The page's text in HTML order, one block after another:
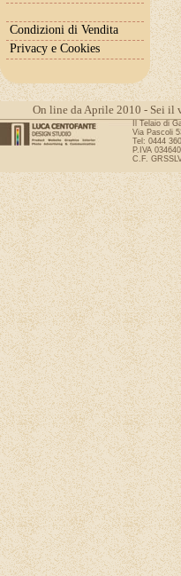
Condizioni di Vendita
Privacy e Cookies
On line da Aprile 2010 - Sei il
Il Telaio di
Via Pascoli
Tel: 0444
P.IVA
C.F.